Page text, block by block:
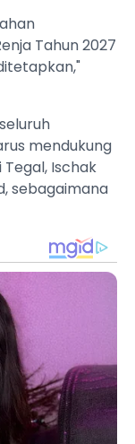
Tahun 2027
mendukung
Tegal, Ischak
sebagaimana